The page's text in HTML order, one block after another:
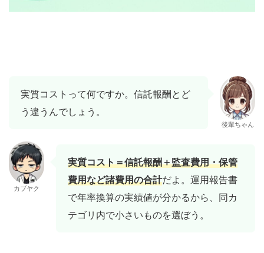
実質コストって何ですか。信託報酬とど
う違うんでしょう。
後輩ちゃん
カブヤク
実質コスト＝信託報酬＋監査費用・保管
費用など諸費用の合計だよ。運用報告書
で年率換算の実績値が分かるから、同カ
テゴリ内で小さいものを選ぼう。